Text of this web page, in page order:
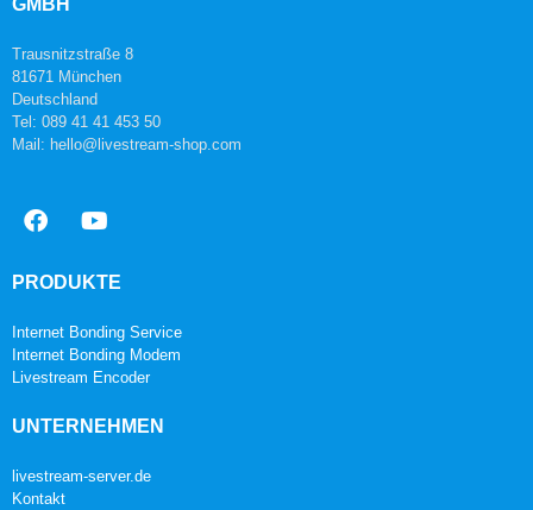
GMBH
Trausnitzstraße 8
81671 München
Deutschland
Tel: 089 41 41 453 50
Mail: hello@livestream-shop.com
PRODUKTE
Internet Bonding Service
Internet Bonding Modem
Livestream Encoder
UNTERNEHMEN
livestream-server.de
Kontakt